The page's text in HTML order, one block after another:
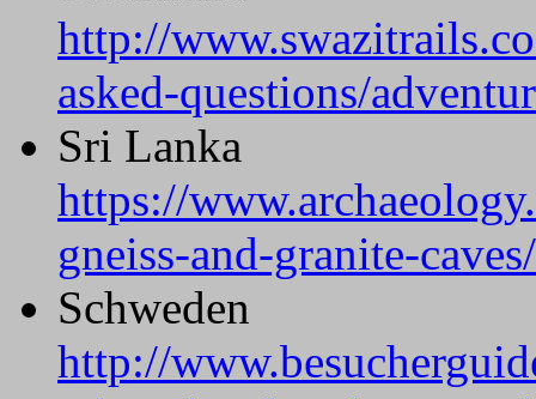
http://
asked-questions/
Sri Lanka
https://
gneiss-and-granite-caves/
Schweden
http://